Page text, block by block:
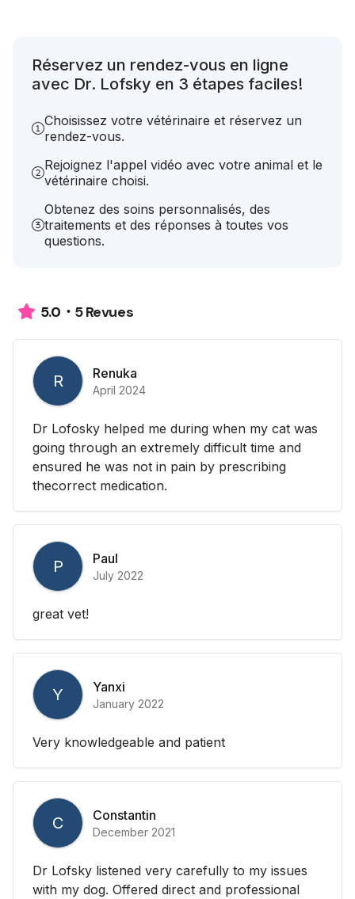
Réservez un rendez-vous en ligne
avec Dr. Lofsky en 3 étapes faciles!
Choisissez votre vétérinaire et réservez un
rendez-vous.
Rejoignez l'appel vidéo avec votre animal et le
vétérinaire choisi.
Obtenez des soins personnalisés, des
traitements et des réponses à toutes vos
questions.
5.0 5 Revues
R Renuka
April 2024
Dr Lofosky helped me during when my cat was
going through an extremely difficult time and
ensured he was not in pain by prescribing
thecorrect medication.
P Paul
July 2022
great vet!
Y Yanxi
January 2022
Very knowledgeable and patient
C Constantin
December 2021
Dr Lofsky listened very carefully to my issues
with my dog. Offered direct and professional